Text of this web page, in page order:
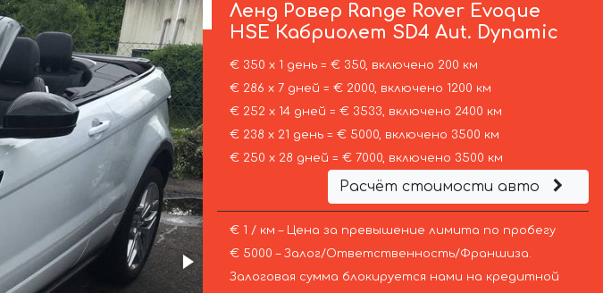
Ленд Ровер Range Rover Evoque
HSE Кабриолет SD4 Aut. Dynamic
€ 350 х 1 день = € 350, включено 200 км
€ 286 х 7 дней = € 2000, включено 1200 км
€ 252 х 14 дней = € 3533, включено 2400 км
€ 238 х 21 день = € 5000, включено 3500 км
€ 250 х 28 дней = € 7000, включено 3500 км
Расчёт стоимости авто
€ 1 / км – Цена за превышение лимита по пробегу
€ 5000 – Залог/Ответственность/Франшиза.
Залоговая сумма блокируется нами на кредитной